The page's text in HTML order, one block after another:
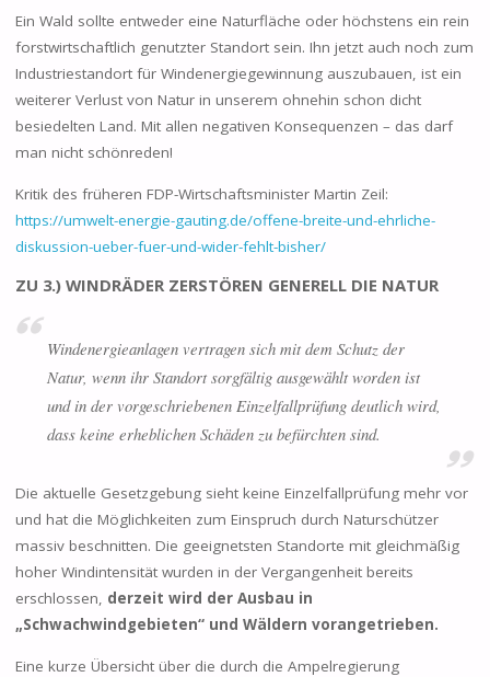
Ein Wald sollte entweder eine Naturfläche oder höchstens ein rein
forstwirtschaftlich genutzter Standort sein. Ihn jetzt auch noch zum
Industriestandort für Windenergiegewinnung auszubauen, ist ein
weiterer Verlust von Natur in unserem ohnehin schon dicht
besiedelten Land. Mit allen negativen Konsequenzen – das darf
man nicht schönreden!
Kritik des früheren FDP-Wirtschaftsminister Martin Zeil:
https://umwelt-energie-gauting.de/offene-breite-und-ehrliche-
diskussion-ueber-fuer-und-wider-fehlt-bisher/
ZU 3.) WINDRÄDER ZERSTÖREN GENERELL DIE NATUR
Windenergieanlagen vertragen sich mit dem Schutz der
Natur, wenn ihr Standort sorgfältig ausgewählt worden ist
und in der vorgeschriebenen Einzelfallprüfung deutlich wird,
dass keine erheblichen Schäden zu befürchten sind.
Die aktuelle Gesetzgebung sieht keine Einzelfallprüfung mehr vor
und hat die Möglichkeiten zum Einspruch durch Naturschützer
massiv beschnitten. Die geeignetsten Standorte mit gleichmäßig
hoher Windintensität wurden in der Vergangenheit bereits
erschlossen, derzeit wird der Ausbau in
„Schwachwindgebieten“ und Wäldern vorangetrieben.
Eine kurze Übersicht über die durch die Ampelregierung